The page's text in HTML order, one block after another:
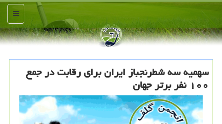
منو
سهمیه سه شطرنجباز ایران برای رقابت در جمع
۱۰۰ نفر برتر جهان